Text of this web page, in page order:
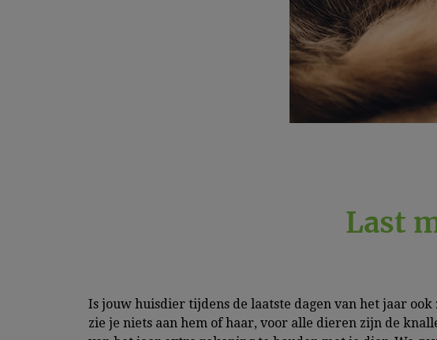
Last
Is jouw huisdier tijdens de laatste dagen van het jaar
zie je niets aan hem of haar, voor alle dieren zijn de